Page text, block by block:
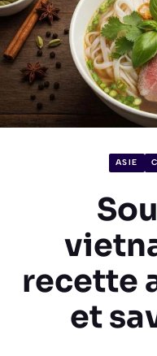
ASIE
recette
et